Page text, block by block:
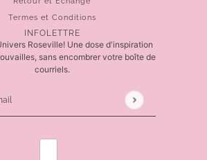
Termes et Conditions
INFOLETTRE
Roseville! Une dose d'inspiration
sans encombrer votre boîte de
courriels.
mail
protégé par hCaptcha, et la